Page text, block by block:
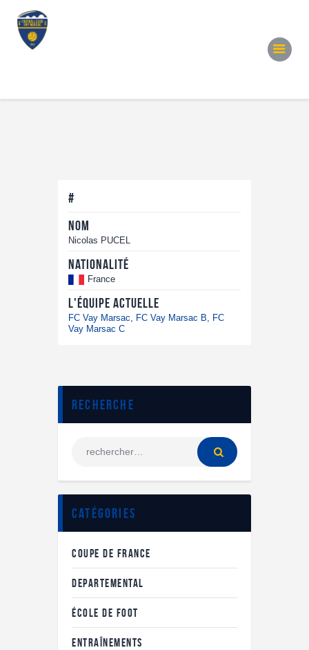
#
Nom
Nicolas PUCEL
Nationalité
France
L'équipe actuelle
FC Vay Marsac, FC Vay Marsac B, FC
Vay Marsac C
Recherche
Catégories
COUPE DE FRANCE
DEPARTEMENTAL
ÉCOLE DE FOOT
ENTRAÎNEMENTS